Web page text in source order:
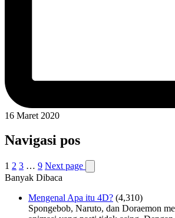
16 Maret 2020
Navigasi pos
1 2 3 … 9 Next page
Banyak Dibaca
Mengenal Apa itu 4D? (4,310)
Spongebob, Naruto, dan Doraemon